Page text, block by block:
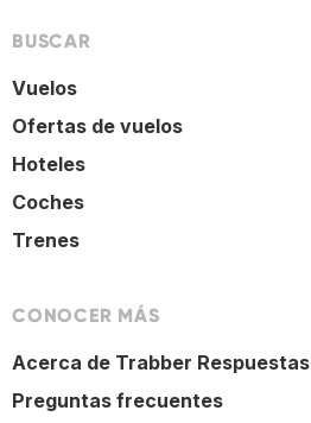
BUSCAR
Vuelos
Ofertas de vuelos
Hoteles
Coches
Trenes
CONOCER MÁS
Acerca de Trabber Respuestas
Preguntas frecuentes